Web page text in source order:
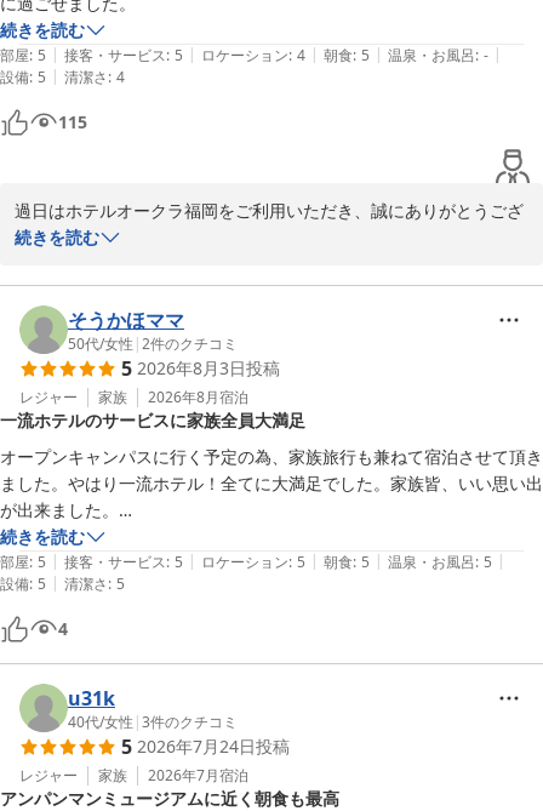
続きを読む
部屋: 5 | 接客・サービス: 5 | ロケーション: 4 | 朝食: 5 | 温泉・お風呂: - |
設備: 5 | 清潔さ: 4
115
過日はホテルオークラ福岡をご利用いただき、誠にありがとうござ
います。また、朝食におきましては大変嬉しいお言葉を賜り、重ね
日々の励みに、これからもスタッフ一同精進してまいります。ぜひ
またお越しください。次回のご来館をこころよりお待ち申し上げて
ホテルオークラ福岡
2026-07-05
続きを読む
そうかほママ
50代/女性 |2件のクチコミ
5 2026年8月3日投稿
レジャー 家族 2026年8月宿泊
一流ホテルのサービスに家族全員大満足
オープンキャンパスに行く予定の為、家族旅行も兼ねて宿泊させて頂き
ました。やはり一流ホテル！全てに大満足でした。家族皆、いい思い出
が出来ました。
熊本震災の為、今回の予定を取り止めしようか悩みましたが、行ってよ
かったです。
本当にありがとうございました。
続きを読む
部屋: 5 | 接客・サービス: 5 | ロケーション: 5 | 朝食: 5 | 温泉・お風呂: 5 |
設備: 5 | 清潔さ: 5
4
u31k
40代/女性 |3件のクチコミ
5 2026年7月24日投稿
レジャー 家族 2026年7月宿泊
アンパンマンミュージアムに近く朝食も最高